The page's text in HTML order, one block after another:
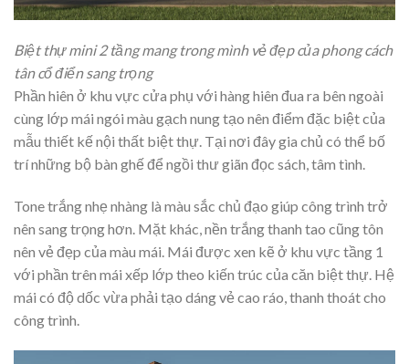
Biệt thự mini 2 tầng mang trong mình vẻ đẹp của phong cách
tân cổ điển sang trọng
Phần hiên ở khu vực cửa phụ với hàng hiên đua ra bên ngoài
cùng lớp mái ngói màu gạch nung tạo nên điểm đặc biệt của
mẫu thiết kế nội thất biệt thự. Tại nơi đây gia chủ có thể bố
trí những bộ bàn ghế để ngồi thư giãn đọc sách, tâm tình.
Tone trắng nhẹ nhàng là màu sắc chủ đạo giúp công trình trở
nên sang trọng hơn. Mặt khác, nền trắng thanh tao cũng tôn
nên vẻ đẹp của màu mái. Mái được xen kẽ ở khu vực tầng 1
với phần trên mái xếp lớp theo kiến trúc của căn biệt thự. Hệ
mái có độ dốc vừa phải tạo dáng vẻ cao ráo, thanh thoát cho
công trình.